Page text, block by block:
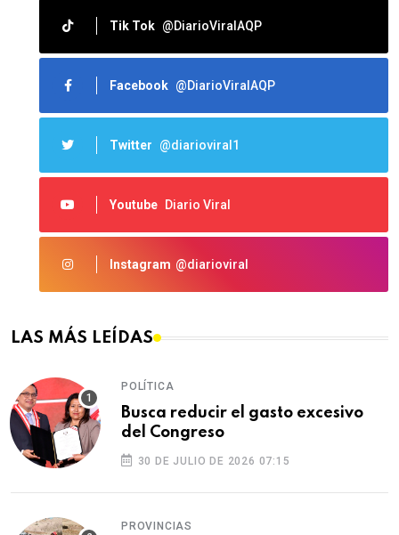
Tik Tok @DiarioViralAQP
Facebook @DiarioViralAQP
Twitter @diarioviral1
Youtube Diario Viral
Instagram @diarioviral
LAS MÁS LEÍDAS
POLÍTICA
Busca reducir el gasto excesivo
del Congreso
30 DE JULIO DE 2026 07:15
PROVINCIAS